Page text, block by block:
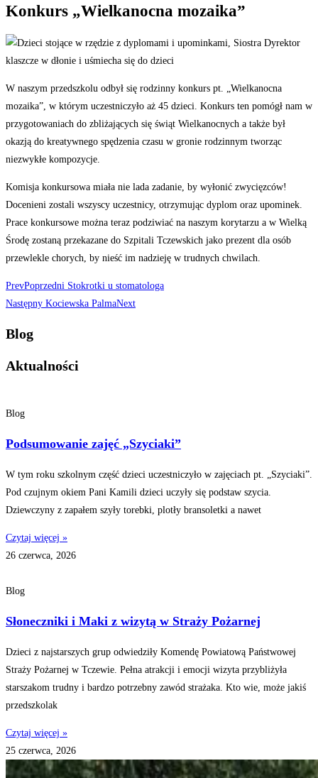
Konkurs „Wielkanocna mozaika”
W naszym przedszkolu odbył się rodzinny konkurs pt. „Wielkanocna
mozaika”, w którym uczestniczyło aż 45 dzieci. Konkurs ten pomógł nam w
przygotowaniach do zbliżających się świąt Wielkanocnych a także był
okazją do kreatywnego spędzenia czasu w gronie rodzinnym tworząc
niezwykłe kompozycje.
Komisja konkursowa miała nie lada zadanie, by wyłonić zwycięzców!
Docenieni zostali wszyscy uczestnicy, otrzymując dyplom oraz upominek.
Prace konkursowe można teraz podziwiać na naszym korytarzu a w Wielką
Środę zostaną przekazane do Szpitali Tczewskich jako prezent dla osób
przewlekle chorych, by nieść im nadzieję w trudnych chwilach.
PrevPoprzedni Stokrotki u stomatologa
Następny Kociewska PalmaNext
Blog
Aktualności
Blog
Podsumowanie zajęć „Szyciaki”
W tym roku szkolnym część dzieci uczestniczyło w zajęciach pt. „Szyciaki”.
Pod czujnym okiem Pani Kamili dzieci uczyły się podstaw szycia.
Dziewczyny z zapałem szyły torebki, plotły bransoletki a nawet
Czytaj więcej »
26 czerwca, 2026
Blog
Słoneczniki i Maki z wizytą w Straży Pożarnej
Dzieci z najstarszych grup odwiedziły Komendę Powiatową Państwowej
Straży Pożarnej w Tczewie. Pełna atrakcji i emocji wizyta przybliżyła
starszakom trudny i bardzo potrzebny zawód strażaka. Kto wie, może jakiś
przedszkolak
Czytaj więcej »
25 czerwca, 2026